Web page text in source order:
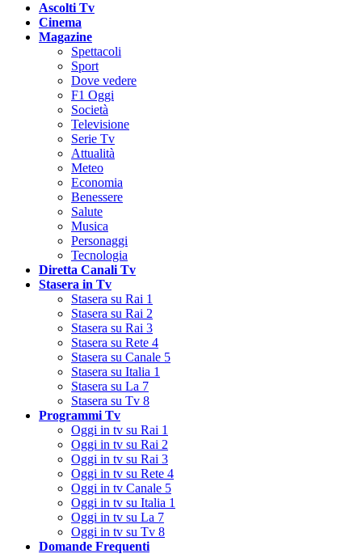
Ascolti Tv
Cinema
Magazine
Spettacoli
Sport
Dove vedere
F1 Oggi
Società
Televisione
Serie Tv
Attualità
Meteo
Economia
Benessere
Salute
Musica
Personaggi
Tecnologia
Diretta Canali Tv
Stasera in Tv
Stasera su Rai 1
Stasera su Rai 2
Stasera su Rai 3
Stasera su Rete 4
Stasera su Canale 5
Stasera su Italia 1
Stasera su La 7
Stasera su Tv 8
Programmi Tv
Oggi in tv su Rai 1
Oggi in tv su Rai 2
Oggi in tv su Rai 3
Oggi in tv su Rete 4
Oggi in tv Canale 5
Oggi in tv su Italia 1
Oggi in tv su La 7
Oggi in tv su Tv 8
Domande Frequenti